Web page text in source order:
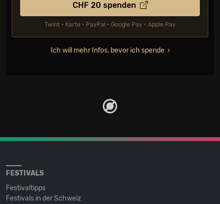
CHF 20 spenden
Twint • Karte • PayPal • Google Pay • Apple Pay
Ich will mehr Infos, bevor ich spende
FESTIVALS
Festivaltipps
Festivals in der Schweiz